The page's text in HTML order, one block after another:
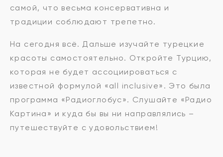
самой, что весьма консервативна и
традиции соблюдают трепетно.
На сегодня всё. Дальше изучайте турецкие
красоты самостоятельно. Откройте Турцию,
которая не будет ассоциироваться с
известной формулой «all inclusive». Это была
программа «Радиоглобус». Слушайте «Радио
Картина» и куда бы вы ни направлялись –
путешествуйте с удовольствием!